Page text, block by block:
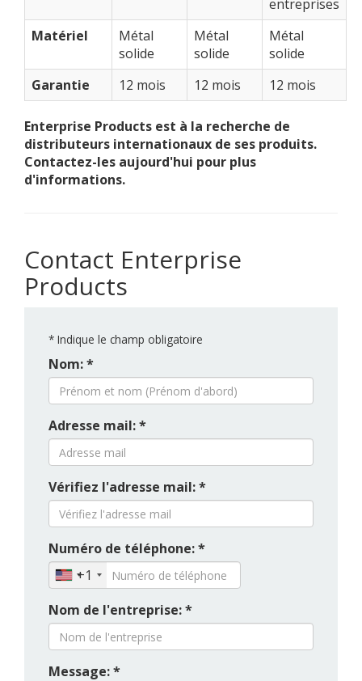
entreprises
Matériel
Métal
solide
Métal
solide
Métal
solide
Garantie
12 mois 12 mois 12 mois
Enterprise Products est à la recherche de
distributeurs internationaux de ses produits.
Contactez-les aujourd'hui pour plus
d'informations.
Contact Enterprise
Products
* Indique le champ obligatoire
Nom: *
Adresse mail: *
Vérifiez l'adresse mail: *
Numéro de téléphone: *
+1
Nom de l'entreprise: *
Message: *